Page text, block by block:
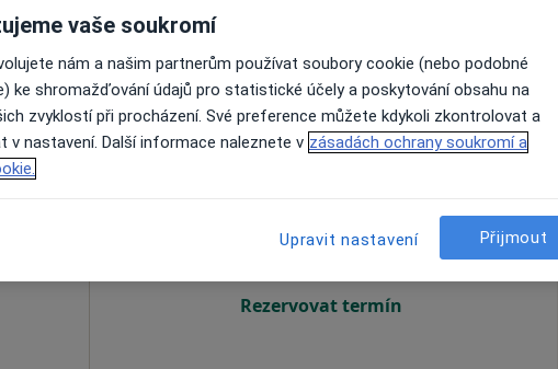
000 kč
Rezervovat termín
vaše soukromí
nám a našim partnerům používat soubory cookie (nebo podobné
ke shromažďování údajů pro statistické účely a poskytování obsahu na
zvyklostí při procházení. Své preference můžete kdykoli zkontrolovat a
v nastavení. Další informace naleznete v zásadách ochrany soukromí a
Upravit nastavení Přijmout